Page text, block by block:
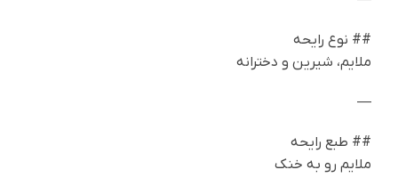
## نوع رایحه
ملایم، شیرین و دخترانه
—
## طبع رایحه
ملایم رو به خنک